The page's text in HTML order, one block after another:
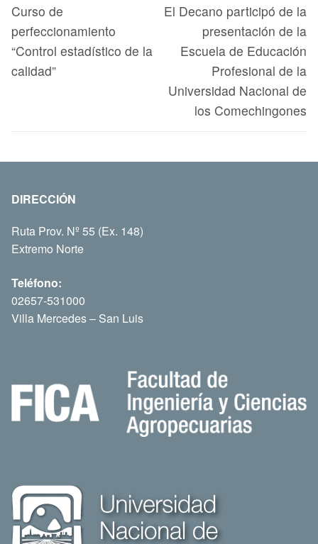
Curso de
perfeccionamiento
“Control estadístico de la
calidad”
El Decano participó de la
presentación de la
Escuela de Educación
Profesional de la
Universidad Nacional de
los Comechingones
DIRECCIÓN
Ruta Prov. Nº 55 (Ex. 148)
Extremo Norte
Teléfono:
02657-531000
Villa Mercedes – San Luis